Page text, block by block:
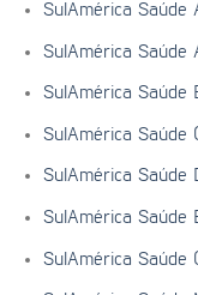
SulAmérica Saúde
SulAmérica Saúde
SulAmérica Saúde
SulAmérica Saúde
SulAmérica Saúde
SulAmérica Saúde
SulAmérica Saúde